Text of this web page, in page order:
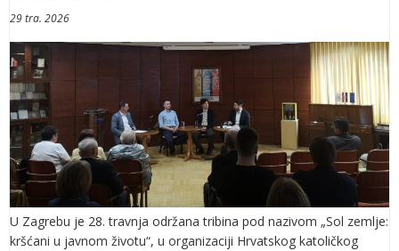
29 tra. 2026
U Zagrebu je 28. travnja održana tribina pod nazivom „Sol zemlje:
kršćani u javnom životu“, u organizaciji Hrvatskog katoličkog